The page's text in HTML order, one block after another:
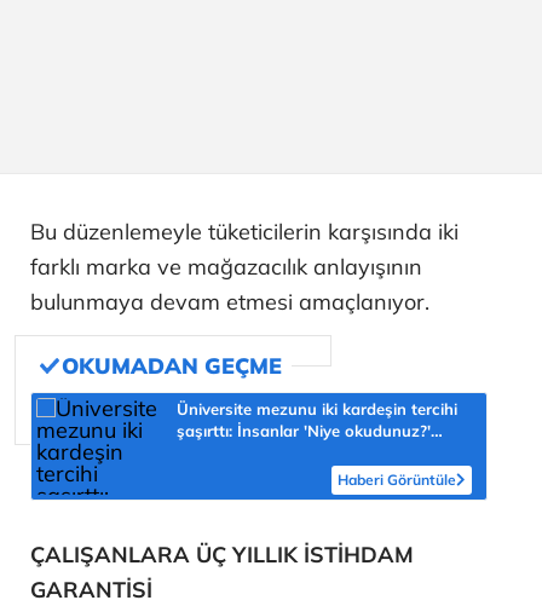
Bu düzenlemeyle tüketicilerin karşısında iki
farklı marka ve mağazacılık anlayışının
bulunmaya devam etmesi amaçlanıyor.
Üniversite mezunu iki kardeşin tercihi
şaşırttı: İnsanlar 'Niye okudunuz?'
Haberi Görüntüle
ÇALIŞANLARA ÜÇ YILLIK İSTİHDAM
GARANTİSİ